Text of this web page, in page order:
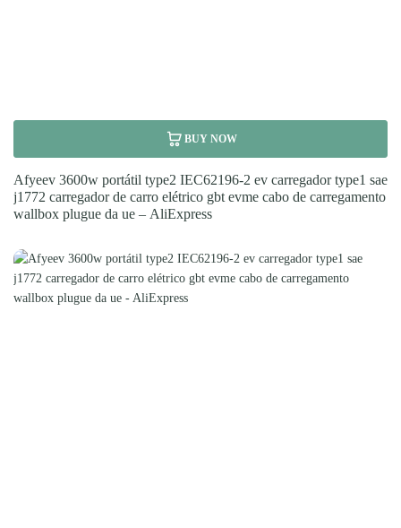
BUY NOW
Afyeev 3600w portátil type2 IEC62196-2 ev carregador type1 sae
j1772 carregador de carro elétrico gbt evme cabo de carregamento
wallbox plugue da ue – AliExpress